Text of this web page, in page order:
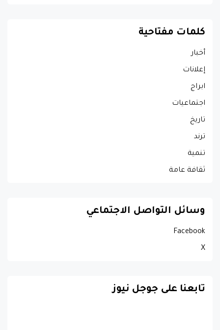
كلمات مفتاحية
أخبار
إعلانات
ابراج
اجتماعيات
تاريخ
ترند
تنمية
ثقافة عامة
وسائل التواصل الاجتماعي
Facebook
X
تابعنا على جوجل نيوز